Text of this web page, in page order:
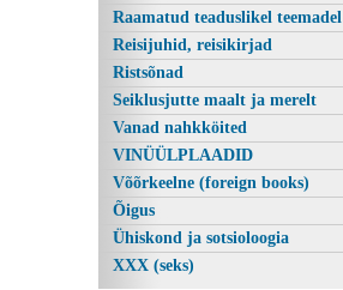
Raamatud teaduslikel teemadel
Reisijuhid, reisikirjad
Ristsõnad
Seiklusjutte maalt ja merelt
Vanad nahkköited
VINÜÜLPLAADID
Võõrkeelne (foreign books)
Õigus
Ühiskond ja sotsioloogia
XXX (seks)